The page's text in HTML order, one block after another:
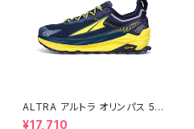
ALTRA アルトラ オリンパス 5
メンズ Navy
¥17,710